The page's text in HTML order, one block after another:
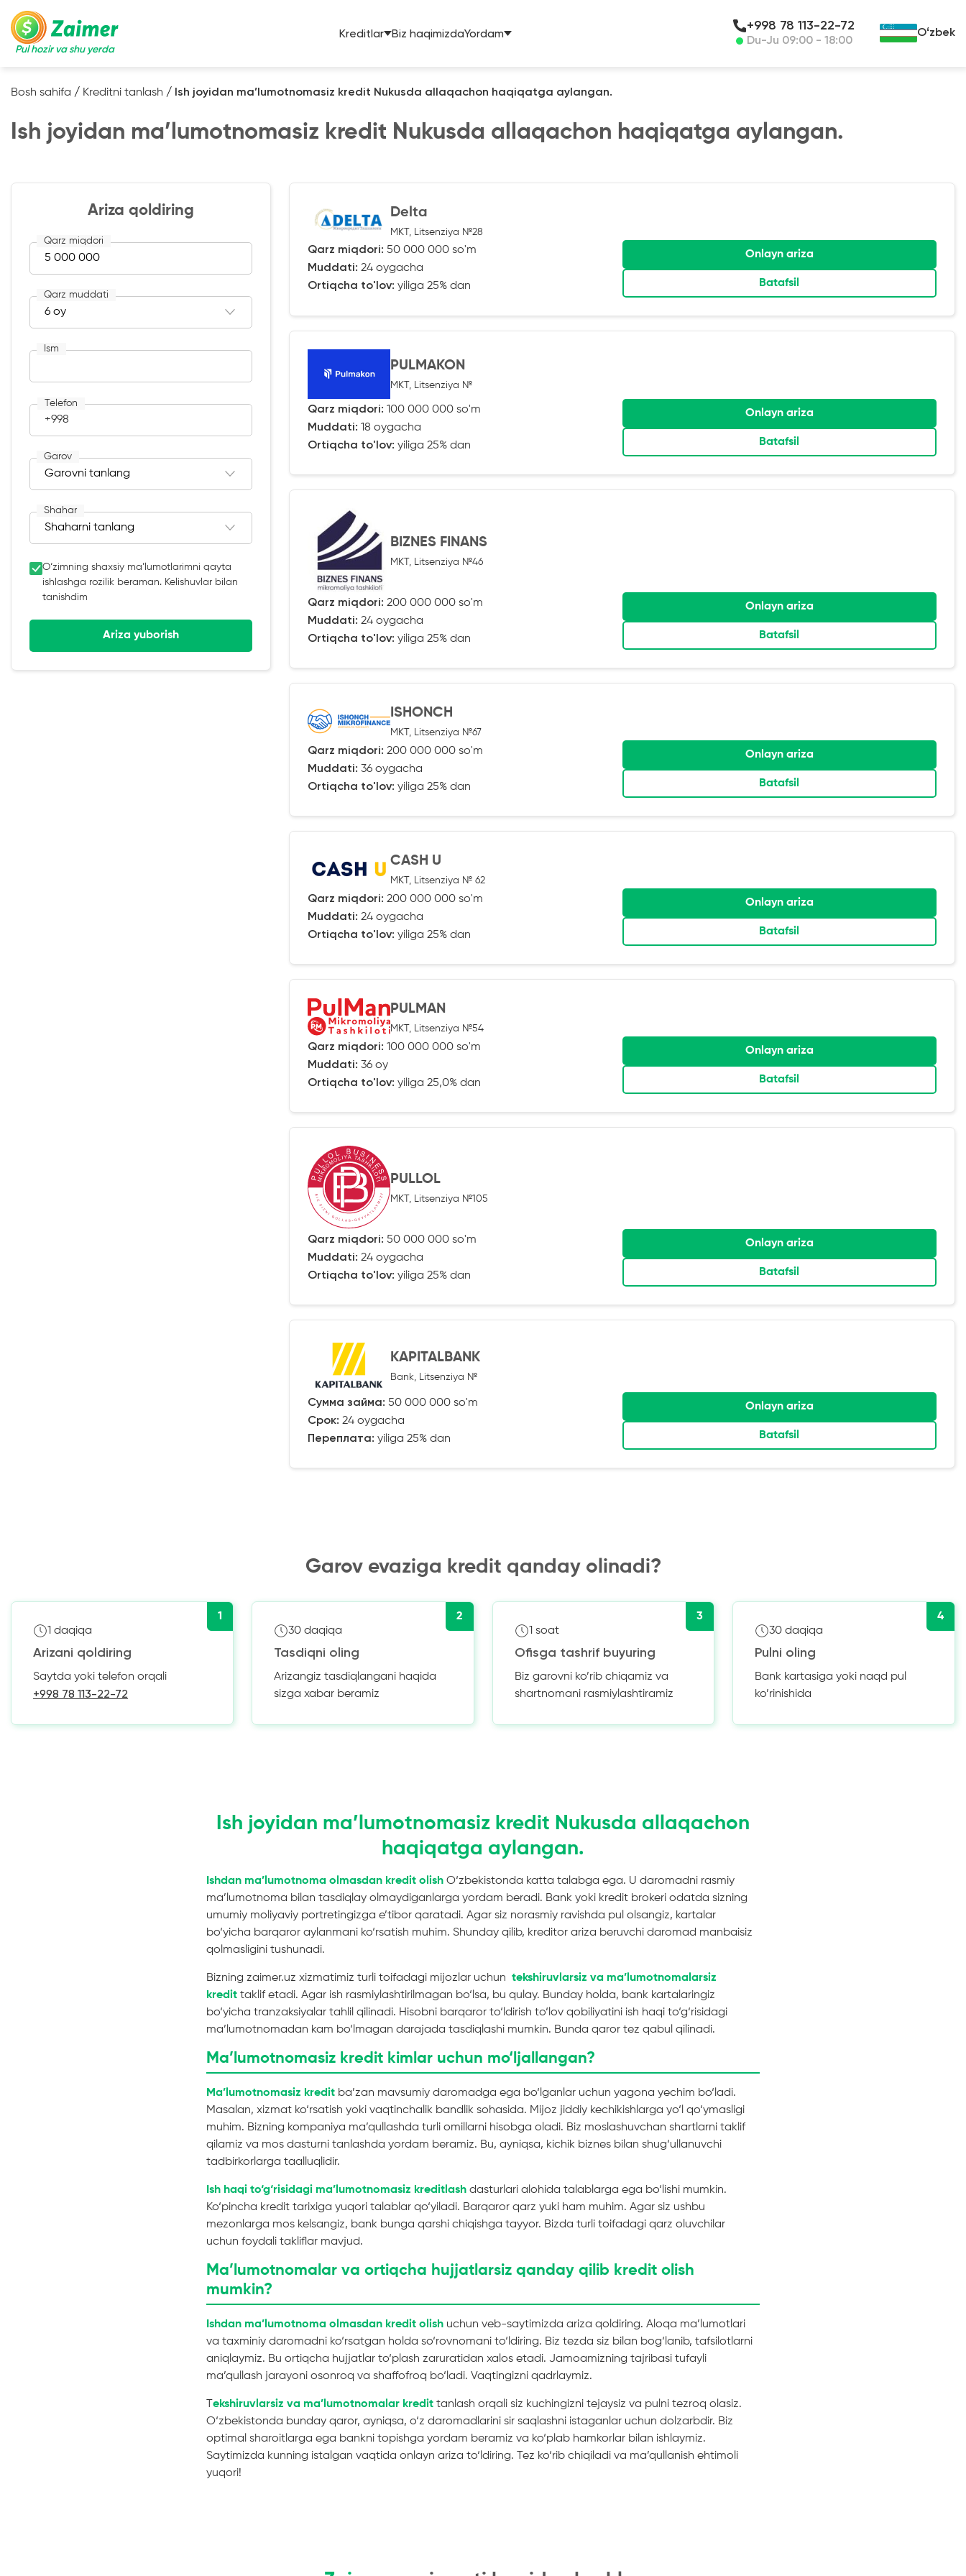
Pul hozir va shu yerda
Kreditlar Biz haqimizdaYordam
+998 78 113-22-72
Du-Ju 09:00 - 18:00
Oʻzbek
Bosh sahifa / Kreditni tanlash / Ish joyidan ma’lumotnomasiz kredit Nukusda allaqachon haqiqatga aylangan.
Ish joyidan ma’lumotnomasiz kredit Nukusda allaqachon haqiqatga aylangan.
Ariza qoldiring
Qarz miqdori
Qarz muddati
Ism
Telefon
+998
Garov
Shahar
O‘zimning shaxsiy ma’lumotlarimni qayta
ishlashga rozilik beraman. Kelishuvlar bilan
tanishdim
Ariza yuborish
Delta
MKT, Litsenziya №28
Qarz miqdori: 50 000 000 so'm
Muddati: 24 oygacha
Ortiqcha to'lov: yiliga 25% dan
Onlayn ariza
Batafsil
PULMAKON
MKT, Litsenziya №
Qarz miqdori: 100 000 000 so'm
Muddati: 18 oygacha
Ortiqcha to'lov: yiliga 25% dan
Onlayn ariza
Batafsil
BIZNES FINANS
MKT, Litsenziya №46
Qarz miqdori: 200 000 000 so'm
Muddati: 24 oygacha
Ortiqcha to'lov: yiliga 25% dan
Onlayn ariza
Batafsil
ISHONCH
MKT, Litsenziya №67
Qarz miqdori: 200 000 000 so'm
Muddati: 36 oygacha
Ortiqcha to'lov: yiliga 25% dan
Onlayn ariza
Batafsil
CASH U
MKT, Litsenziya № 62
Qarz miqdori: 200 000 000 so'm
Muddati: 24 oygacha
Ortiqcha to'lov: yiliga 25% dan
Onlayn ariza
Batafsil
PULMAN
MKT, Litsenziya №54
Qarz miqdori: 100 000 000 so'm
Muddati: 36 oy
Ortiqcha to'lov: yiliga 25,0% dan
Onlayn ariza
Batafsil
PULLOL
MKT, Litsenziya №105
Qarz miqdori: 50 000 000 so'm
Muddati: 24 oygacha
Ortiqcha to'lov: yiliga 25% dan
Onlayn ariza
Batafsil
KAPITALBANK
Bank, Litsenziya №
Сумма займа: 50 000 000 so'm
Срок: 24 oygacha
Переплата: yiliga 25% dan
Onlayn ariza
Batafsil
Garov evaziga kredit qanday olinadi?
1
1 daqiqa
Arizani qoldiring
Saytda yoki telefon orqali
+998 78 113-22-72
2
30 daqiqa
Tasdiqni oling
Arizangiz tasdiqlangani haqida
sizga xabar beramiz
3
1 soat
Ofisga tashrif buyuring
Biz garovni ko’rib chiqamiz va
shartnomani rasmiylashtiramiz
4
30 daqiqa
Pulni oling
Bank kartasiga yoki naqd pul
ko’rinishida
Ish joyidan ma’lumotnomasiz kredit Nukusda allaqachon
haqiqatga aylangan.
Ishdan ma’lumotnoma olmasdan kredit olish O‘zbekistonda katta talabga ega. U daromadni rasmiy
ma’lumotnoma bilan tasdiqlay olmaydiganlarga yordam beradi. Bank yoki kredit brokeri odatda sizning
umumiy moliyaviy portretingizga e’tibor qaratadi. Agar siz norasmiy ravishda pul olsangiz, kartalar
bo‘yicha barqaror aylanmani ko‘rsatish muhim. Shunday qilib, kreditor ariza beruvchi daromad manbaisiz
qolmasligini tushunadi.
Bizning zaimer.uz xizmatimiz turli toifadagi mijozlar uchun tekshiruvlarsiz va ma’lumotnomalarsiz
kredit taklif etadi. Agar ish rasmiylashtirilmagan bo‘lsa, bu qulay. Bunday holda, bank kartalaringiz
bo‘yicha tranzaksiyalar tahlil qilinadi. Hisobni barqaror to‘ldirish to‘lov qobiliyatini ish haqi to‘g‘risidagi
ma’lumotnomadan kam bo‘lmagan darajada tasdiqlashi mumkin. Bunda qaror tez qabul qilinadi.
Ma’lumotnomasiz kredit kimlar uchun mo‘ljallangan?
Ma’lumotnomasiz kredit ba’zan mavsumiy daromadga ega bo‘lganlar uchun yagona yechim bo‘ladi.
Masalan, xizmat ko‘rsatish yoki vaqtinchalik bandlik sohasida. Mijoz jiddiy kechikishlarga yo‘l qo‘ymasligi
muhim. Bizning kompaniya ma’qullashda turli omillarni hisobga oladi. Biz moslashuvchan shartlarni taklif
qilamiz va mos dasturni tanlashda yordam beramiz. Bu, ayniqsa, kichik biznes bilan shug‘ullanuvchi
tadbirkorlarga taalluqlidir.
Ish haqi to‘g‘risidagi ma’lumotnomasiz kreditlash dasturlari alohida talablarga ega bo‘lishi mumkin.
Ko‘pincha kredit tarixiga yuqori talablar qo‘yiladi. Barqaror qarz yuki ham muhim. Agar siz ushbu
mezonlarga mos kelsangiz, bank bunga qarshi chiqishga tayyor. Bizda turli toifadagi qarz oluvchilar
uchun foydali takliflar mavjud.
Ma’lumotnomalar va ortiqcha hujjatlarsiz qanday qilib kredit olish
mumkin?
Ishdan ma’lumotnoma olmasdan kredit olish uchun veb-saytimizda ariza qoldiring. Aloqa ma’lumotlari
va taxminiy daromadni ko‘rsatgan holda so‘rovnomani to‘ldiring. Biz tezda siz bilan bog‘lanib, tafsilotlarni
aniqlaymiz. Bu ortiqcha hujjatlar to‘plash zaruratidan xalos etadi. Jamoamizning tajribasi tufayli
ma’qullash jarayoni osonroq va shaffofroq bo‘ladi. Vaqtingizni qadrlaymiz.
ekshiruvlarsiz va ma’lumotnomalar kredit tanlash orqali siz kuchingizni tejaysiz va pulni tezroq olasiz.
O‘zbekistonda bunday qaror, ayniqsa, o‘z daromadlarini sir saqlashni istaganlar uchun dolzarbdir. Biz
optimal sharoitlarga ega bankni topishga yordam beramiz va ko‘plab hamkorlar bilan ishlaymiz.
Saytimizda kunning istalgan vaqtida onlayn ariza to‘ldiring. Tez ko‘rib chiqiladi va ma’qullanish ehtimoli
yuqori!